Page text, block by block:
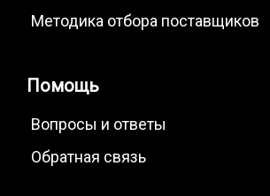
Методика отбора поставщиков
Помощь
Вопросы и ответы
Обратная связь